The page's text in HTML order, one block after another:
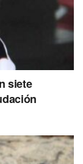
siete